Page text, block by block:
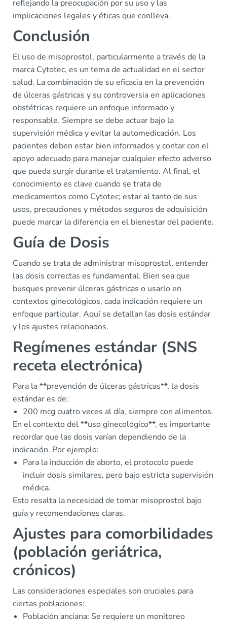
reflejando la preocupación por su uso y las
implicaciones legales y éticas que conlleva.
Conclusión
El uso de misoprostol, particularmente a través de la
marca Cytotec, es un tema de actualidad en el sector
salud. La combinación de su eficacia en la prevención
de úlceras gástricas y su controversia en aplicaciones
obstétricas requiere un enfoque informado y
responsable. Siempre se debe actuar bajo la
supervisión médica y evitar la automedicación. Los
pacientes deben estar bien informados y contar con el
apoyo adecuado para manejar cualquier efecto adverso
que pueda surgir durante el tratamiento. Al final, el
conocimiento es clave cuando se trata de
medicamentos como Cytotec; estar al tanto de sus
usos, precauciones y métodos seguros de adquisición
puede marcar la diferencia en el bienestar del paciente.
Guía de Dosis
Cuando se trata de administrar misoprostol, entender
las dosis correctas es fundamental. Bien sea que
busques prevenir úlceras gástricas o usarlo en
contextos ginecológicos, cada indicación requiere un
enfoque particular. Aquí se detallan las dosis estándar
y los ajustes relacionados.
Regímenes estándar (SNS
receta electrónica)
Para la **prevención de úlceras gástricas**, la dosis
estándar es de:
200 mcg cuatro veces al día, siempre con alimentos.
En el contexto del **uso ginecológico**, es importante
recordar que las dosis varían dependiendo de la
indicación. Por ejemplo:
Para la inducción de aborto, el protocolo puede
incluir dosis similares, pero bajo estricta supervisión
médica.
Esto resalta la necesidad de tomar misoprostol bajo
guía y recomendaciones claras.
Ajustes para comorbilidades
(población geriátrica,
crónicos)
Las consideraciones especiales son cruciales para
ciertas poblaciones:
Población anciana: Se requiere un monitoreo